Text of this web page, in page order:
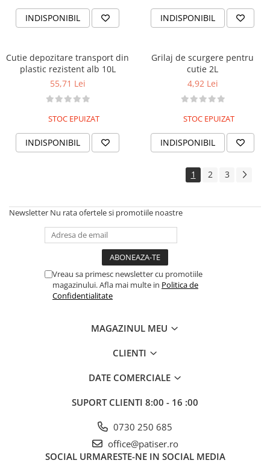
INDISPONIBIL INDISPONIBIL
Cutie depozitare transport din
plastic rezistent alb 10L
55,71 Lei
STOC EPUIZAT
INDISPONIBIL
Grilaj de scurgere pentru
cutie 2L
4,92 Lei
STOC EPUIZAT
INDISPONIBIL
1 2 3
Newsletter Nu rata ofertele si promotiile noastre
Vreau sa primesc newsletter cu promotiile
magazinului. Afla mai multe in Politica de
Confidentialitate
MAGAZINUL MEU
CLIENTI
DATE COMERCIALE
SUPORT CLIENTI 8:00 - 16 :00
0730 250 685
office@patiser.ro
SOCIAL URMARESTE-NE IN SOCIAL MEDIA